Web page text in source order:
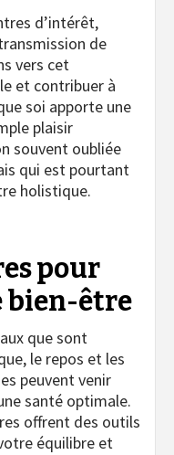
d’intérêt,
de
vers cet
et contribuer à
soi apporte une
plaisir
souvent oubliée
qui est pourtant
holistique.
pour
bien-être
que sont
le repos et les
peuvent venir
santé optimale.
offrent des outils
équilibre et